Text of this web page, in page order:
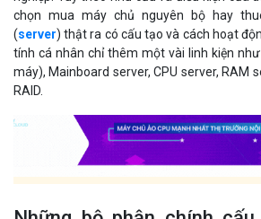
chọn mua máy chủ nguyên bộ hay
(server) thật ra có cấu tạo và cách hoạt
tính cá nhân chỉ thêm một vài linh kiện
máy), Mainboard server, CPU server, RAM
RAID.